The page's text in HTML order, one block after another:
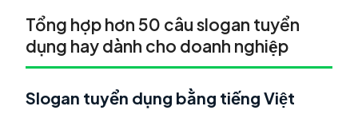
Tổng hợp hơn 50 câu slogan tuyển
dụng hay dành cho doanh nghiệp
Slogan tuyển dụng bằng tiếng Việt